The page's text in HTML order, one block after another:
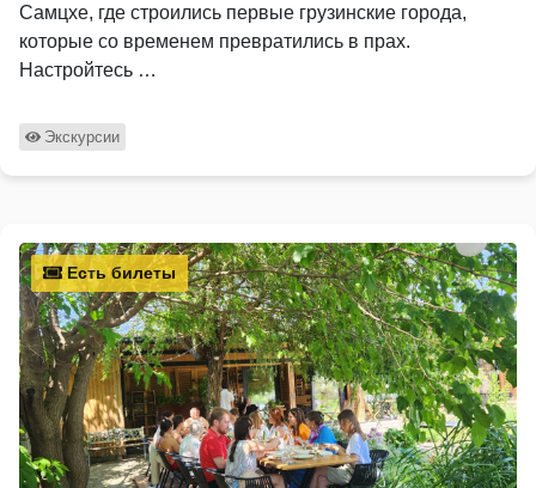
Самцхе, где строились первые грузинские города,
которые со временем превратились в прах.
Настройтесь …
Экскурсии
Есть билеты